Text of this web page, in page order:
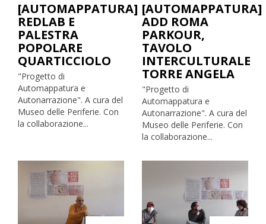
[AUTOMAPPATURA]
REDLAB E
PALESTRA
POPOLARE
QUARTICCIOLO
"Progetto di
Automappatura e
Autonarrazione". A cura del
Museo delle Periferie. Con
la collaborazione...
[AUTOMAPPATURA]
ADD ROMA
PARKOUR,
TAVOLO
INTERCULTURALE
TORRE ANGELA
"Progetto di
Automappatura e
Autonarrazione". A cura del
Museo delle Periferie. Con
la collaborazione...